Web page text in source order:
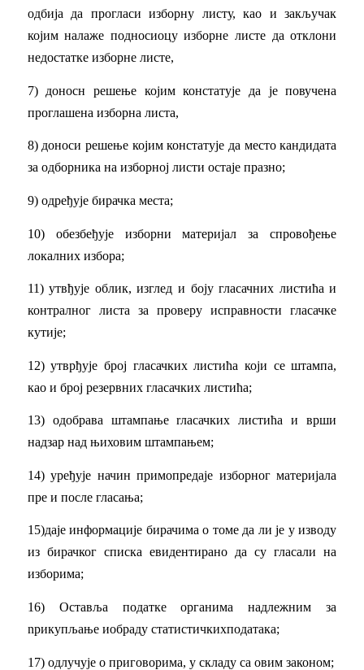
одбија да прогласи изборну листу, као и закључак
којим налаже подносиоцу изборне листе да отклони
недостатке изборне листе,
7) доносн решење којим констатује да је повучена
проглашена изборна листа,
8) доноси решење којим констатује да место кандидата
за одборника на изборној листи остаје празно;
9) одређује бирачка места;
10) обезбеђује изборни материјал за спровођење
локалних избора;
11) утвђује облик, изглед и боју гласачних листића и
контралног листа за проверу исправности гласачке
кутије;
12) утврђује број гласачких листића који се штампа,
као и број резервних гласачких листића;
13) одобрава штампање rласачких листића и врши
надзар над њиховим штампањем;
14) уређује начин примопредаје изборног материјала
пре и после гласања;
15)даје информације бирачима о томе да ли је у изводу
из бирачког списка евидентирано да су гласали на
изборима;
16) Оставља податке органима надлежним за
nрикупљање иобраду статистичкихподатака;
17) одлучује о приговорима, у складу са овим законом;